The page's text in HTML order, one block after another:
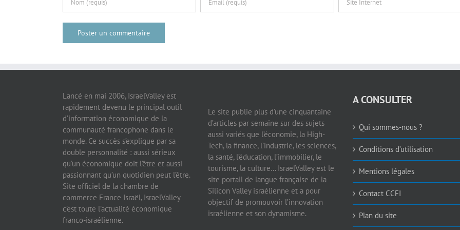
Lancé en mai 2006, IsraelValley est
rapidement devenu le principal outil
d’information économique de la
communauté francophone dans le
monde. Ce succès s’explique par sa
double personnalité : aussi sérieux
qu’un économique doit l’être et aussi
passionnant qu’un quotidien peut l’être.
Site officiel de la chambre de
commerce France Israël, IsraelValley
c’est toute l’actualité économique
franco-israélienne.
Le site publie plus d’une cinquantaine
d’articles par semaine sur des sujets
aussi variés que l’économie, la High-
Tech, la finance, l’industrie, les sciences,
la santé, l’éducation, l’immobilier, le
tourisme, la culture… IsraelValley est le
site portail de langue française de la
Silicon Valley israélienne et a pour
objectif de promouvoir l’innovation
israélienne et son dynamisme.
A CONSULTER
Qui sommes-nous ?
Conditions d’utilisation
Mentions légales
Contact CCFI
Plan du site